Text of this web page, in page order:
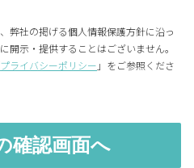
弊社の掲げる個人情報保護方針に沿っ
開示・提供することはございません。
プライバシーポリシー 」をご参照くださ